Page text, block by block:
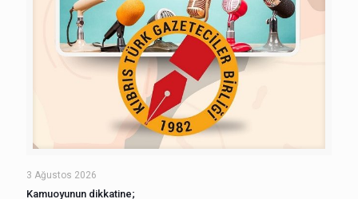
3 Ağustos 2026
Kamuoyunun dikkatine;